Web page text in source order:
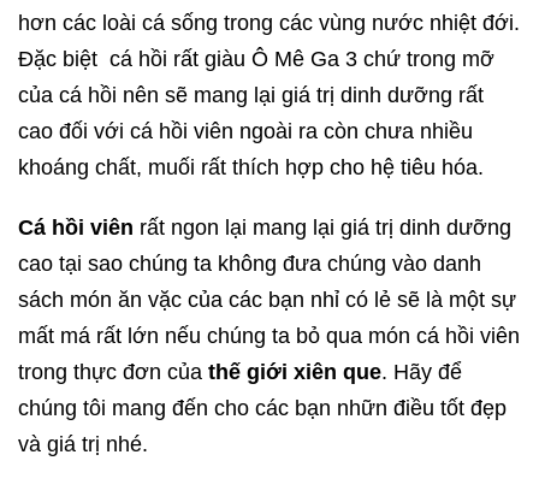
hơn các loài cá sống trong các vùng nước nhiệt đới.
Đặc biệt cá hồi rất giàu Ô Mê Ga 3 chứ trong mỡ
của cá hồi nên sẽ mang lại giá trị dinh dưỡng rất
cao đối với cá hồi viên ngoài ra còn chưa nhiều
khoáng chất, muối rất thích hợp cho hệ tiêu hóa.
Cá hồi viên rất ngon lại mang lại giá trị dinh dưỡng
cao tại sao chúng ta không đưa chúng vào danh
sách món ăn vặc của các bạn nhỉ có lẻ sẽ là một sự
mất má rất lớn nếu chúng ta bỏ qua món cá hồi viên
trong thực đơn của thế giới xiên que. Hãy để
chúng tôi mang đến cho các bạn nhữn điều tốt đẹp
và giá trị nhé.